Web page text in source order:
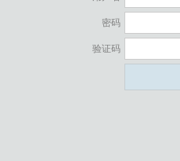
密码
验证码